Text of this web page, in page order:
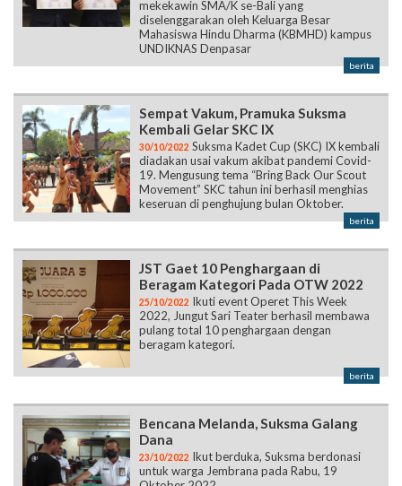
mekekawin SMA/K se-Bali yang
diselenggarakan oleh Keluarga Besar
Mahasiswa Hindu Dharma (KBMHD) kampus
UNDIKNAS Denpasar
berita
Sempat Vakum, Pramuka Suksma
Kembali Gelar SKC IX
30/10/2022 Suksma Kadet Cup (SKC) IX kembali
diadakan usai vakum akibat pandemi Covid-
19. Mengusung tema “Bring Back Our Scout
Movement” SKC tahun ini berhasil menghias
keseruan di penghujung bulan Oktober.
berita
JST Gaet 10 Penghargaan di
Beragam Kategori Pada OTW 2022
25/10/2022 Ikuti event Operet This Week
2022, Jungut Sari Teater berhasil membawa
pulang total 10 penghargaan dengan
beragam kategori.
berita
Bencana Melanda, Suksma Galang
Dana
23/10/2022 Ikut berduka, Suksma berdonasi
untuk warga Jembrana pada Rabu, 19